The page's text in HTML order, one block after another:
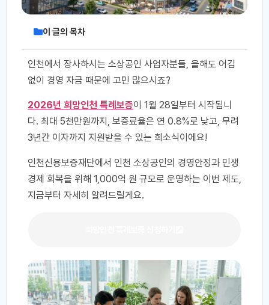
이 글의 목차
인천에서 장사하시는 소상공인 사업자분들, 올해도 어김
없이 경영 자금 때문에 고민 많으시죠?
2026년 희망인천 특례보증이 1월 28일부터 시작됩니
다. 최대 5천만원까지, 보증료율은 연 0.8%로 낮고, 무려
3년간 이자까지 지원받을 수 있는 희소식이에요!
인천신용보증재단에서 인천 소상공인의 경영안정과 민생
경제 회복을 위해 1,000억 원 규모로 운영하는 이번 제도,
지금부터 자세히 알려드릴게요.